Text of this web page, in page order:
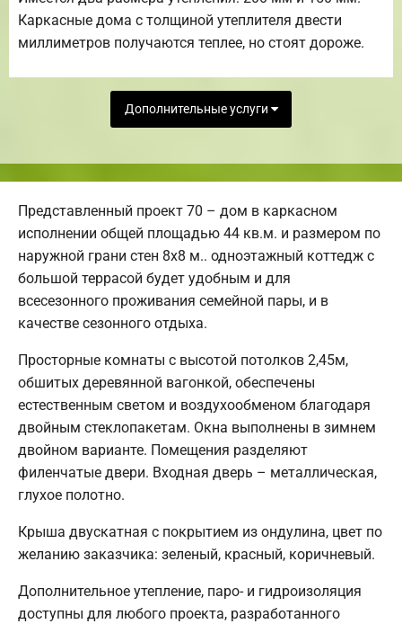
Каркасные дома с толщиной утеплителя двести
миллиметров получаются теплее, но стоят дороже.
Дополнительные услуги
Представленный проект 70 – дом в каркасном
исполнении общей площадью 44 кв.м. и размером по
наружной грани стен 8х8 м.. одноэтажный коттедж с
большой террасой будет удобным и для
всесезонного проживания семейной пары, и в
качестве сезонного отдыха.
Просторные комнаты с высотой потолков 2,45м,
обшитых деревянной вагонкой, обеспечены
естественным светом и воздухообменом благодаря
двойным стеклопакетам. Окна выполнены в зимнем
двойном варианте. Помещения разделяют
филенчатые двери. Входная дверь – металлическая,
глухое полотно.
Крыша двускатная с покрытием из ондулина, цвет по
желанию заказчика: зеленый, красный, коричневый.
Дополнительное утепление, паро- и гидроизоляция
доступны для любого проекта, разработанного